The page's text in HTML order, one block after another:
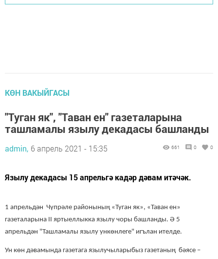
КӨН ВАКЫЙГАСЫ
"Туган як", "Таван ен" газеталарына
ташламалы язылу декадасы башланды
admin, 6 апрель 2021 - 15:35 661 0 0
Язылу декадасы 15 апрельгә кадәр дәвам итәчәк.
1 апрельдән Чүпрәле районының «Туган як», «Таван ен»
газеталарына II яртыеллыкка язылу чоры башланды. Ә 5
апрельдән "Ташламалы язылу ункөнлеге" игълан ителде.
Ун көн дәвамында газетага язылучыларыбыз газетаның бәясе –